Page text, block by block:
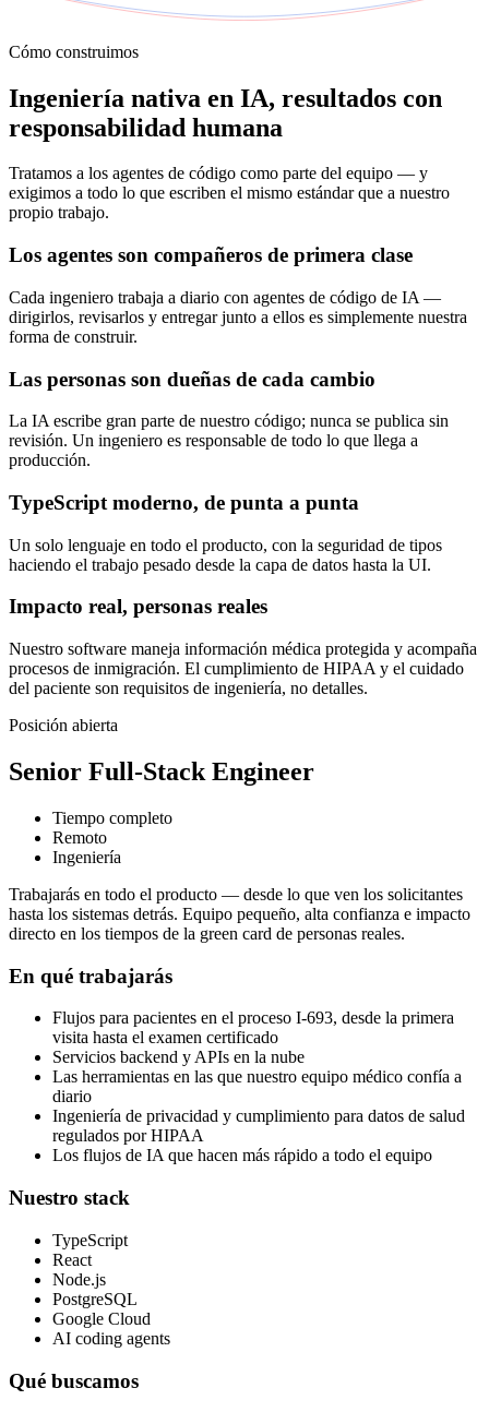
Cómo construimos
Ingeniería nativa en IA, resultados con
responsabilidad humana
Tratamos a los agentes de código como parte del equipo — y
exigimos a todo lo que escriben el mismo estándar que a nuestro
propio trabajo.
Los agentes son compañeros de primera clase
Cada ingeniero trabaja a diario con agentes de código de IA —
dirigirlos, revisarlos y entregar junto a ellos es simplemente nuestra
forma de construir.
Las personas son dueñas de cada cambio
La IA escribe gran parte de nuestro código; nunca se publica sin
revisión. Un ingeniero es responsable de todo lo que llega a
producción.
TypeScript moderno, de punta a punta
Un solo lenguaje en todo el producto, con la seguridad de tipos
haciendo el trabajo pesado desde la capa de datos hasta la UI.
Impacto real, personas reales
Nuestro software maneja información médica protegida y acompaña
procesos de inmigración. El cumplimiento de HIPAA y el cuidado
del paciente son requisitos de ingeniería, no detalles.
Posición abierta
Senior Full-Stack Engineer
Tiempo completo
Remoto
Ingeniería
Trabajarás en todo el producto — desde lo que ven los solicitantes
hasta los sistemas detrás. Equipo pequeño, alta confianza e impacto
directo en los tiempos de la green card de personas reales.
En qué trabajarás
Flujos para pacientes en el proceso I‑693, desde la primera
visita hasta el examen certificado
Servicios backend y APIs en la nube
Las herramientas en las que nuestro equipo médico confía a
diario
Ingeniería de privacidad y cumplimiento para datos de salud
regulados por HIPAA
Los flujos de IA que hacen más rápido a todo el equipo
Nuestro stack
TypeScript
React
Node.js
PostgreSQL
Google Cloud
AI coding agents
Qué buscamos